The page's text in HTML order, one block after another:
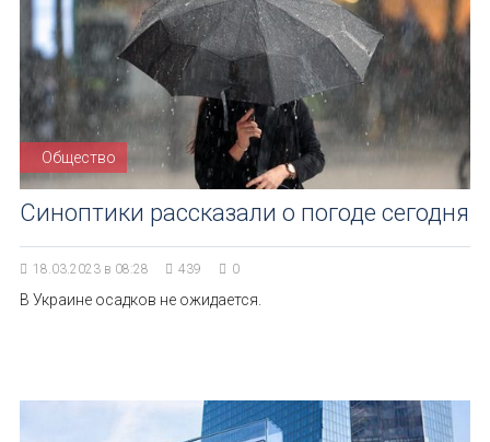
Общество
Синоптики рассказали о погоде сегодня
18.03.2023 в 08:28 439 0
В Украине осадков не ожидается.